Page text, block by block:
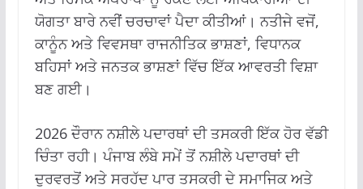
ਯੋਗਤਾ ਬਾਰੇ ਨਵੀਂ ਚਰਚਾਵਾਂ ਪੈਦਾ ਕੀਤੀਆਂ। ਨਤੀਜੇ ਵਜੋਂ,
ਕਾਨੂੰਨ ਅਤੇ ਵਿਵਸਥਾ ਰਾਜਨੀਤਿਕ ਭਾਸ਼ਣਾਂ, ਵਿਧਾਨਕ
ਬਹਿਸਾਂ ਅਤੇ ਜਨਤਕ ਭਾਸ਼ਣਾਂ ਵਿੱਚ ਇੱਕ ਆਵਰਤੀ ਵਿਸ਼ਾ
ਬਣ ਗਈ।
2026 ਦੌਰਾਨ ਨਸ਼ੀਲੇ ਪਦਾਰਥਾਂ ਦੀ ਤਸਕਰੀ ਇੱਕ ਹੋਰ ਵੱਡੀ
ਚਿੰਤਾ ਰਹੀ। ਪੰਜਾਬ ਲੰਬੇ ਸਮੇਂ ਤੋਂ ਨਸ਼ੀਲੇ ਪਦਾਰਥਾਂ ਦੀ
ਦੁਰਵਰਤੋਂ ਅਤੇ ਸਰਹੱਦ ਪਾਰ ਤਸਕਰੀ ਦੇ ਸਮਾਜਿਕ ਅਤੇ